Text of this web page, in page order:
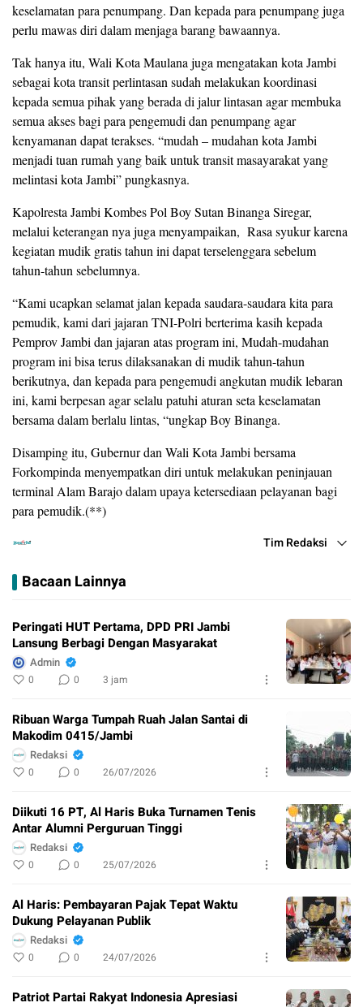
keselamatan para penumpang. Dan kepada para penumpang juga
perlu mawas diri dalam menjaga barang bawaannya.
Tak hanya itu, Wali Kota Maulana juga mengatakan kota Jambi
sebagai kota transit perlintasan sudah melakukan koordinasi
kepada semua pihak yang berada di jalur lintasan agar membuka
semua akses bagi para pengemudi dan penumpang agar
kenyamanan dapat terakses. “mudah – mudahan kota Jambi
menjadi tuan rumah yang baik untuk transit masayarakat yang
melintasi kota Jambi” pungkasnya.
Kapolresta Jambi Kombes Pol Boy Sutan Binanga Siregar,
melalui keterangan nya juga menyampaikan, Rasa syukur karena
kegiatan mudik gratis tahun ini dapat terselenggara sebelum
tahun-tahun sebelumnya.
“Kami ucapkan selamat jalan kepada saudara-saudara kita para
pemudik, kami dari jajaran TNI-Polri berterima kasih kepada
Pemprov Jambi dan jajaran atas program ini, Mudah-mudahan
program ini bisa terus dilaksanakan di mudik tahun-tahun
berikutnya, dan kepada para pengemudi angkutan mudik lebaran
ini, kami berpesan agar selalu patuhi aturan seta keselamatan
bersama dalam berlalu lintas, “ungkap Boy Binanga.
Disamping itu, Gubernur dan Wali Kota Jambi bersama
Forkompinda menyempatkan diri untuk melakukan peninjauan
terminal Alam Barajo dalam upaya ketersediaan pelayanan bagi
para pemudik.(**)
Tim Redaksi
Bacaan Lainnya
Peringati HUT Pertama, DPD PRI Jambi
Lansung Berbagi Dengan Masyarakat
Admin
0 0 3 jam
Ribuan Warga Tumpah Ruah Jalan Santai di
Makodim 0415/Jambi
Redaksi
0 0 26/07/2026
Diikuti 16 PT, Al Haris Buka Turnamen Tenis
Antar Alumni Perguruan Tinggi
Redaksi
0 0 25/07/2026
Al Haris: Pembayaran Pajak Tepat Waktu
Dukung Pelayanan Publik
Redaksi
0 0 24/07/2026
Patriot Partai Rakyat Indonesia Apresiasi